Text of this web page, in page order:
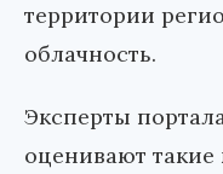
территории
облачность.
Эксперты
оценивают такие